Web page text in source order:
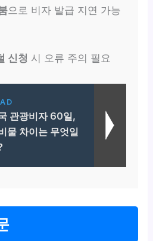
으로 비자 발급 지연 가능
신청 시 오류 주의 필요
관광비자 60일,
물 차이는 무엇일